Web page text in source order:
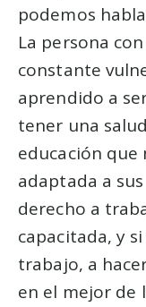
podemos
La persona
constante
aprendido a
tener una
educación
adaptada a
derecho a
capacitada, y
trabajo, a
en el mejor de